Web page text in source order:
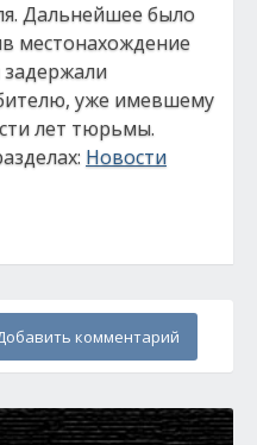
Дальнейшее было
местонахождение
уже имевшему
лет тюрьмы.
Новости
комментарий